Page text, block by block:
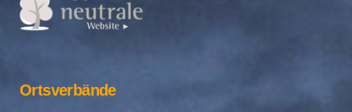
Ortsverbände